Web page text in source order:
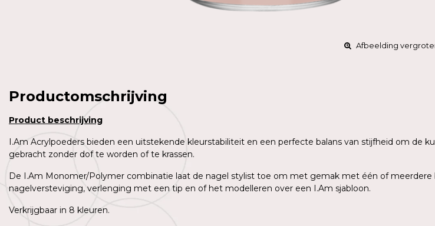
Afbeelding
Productomschrijving
Product beschrijving
I.Am Acrylpoeders bieden een uitstekende kleurstabiliteit en een perfecte balans van stijfheid om
gebracht zonder dof te worden of te krassen.
De I.Am Monomer/Polymer combinatie laat de nagel stylist toe om met gemak met één of
nagelversteviging, verlenging met een tip en of het modelleren over een I.Am sjabloon.
Verkrijgbaar in 8 kleuren.